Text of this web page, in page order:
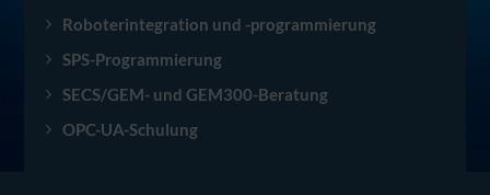
Roboterintegration und -programmierung
SPS-Programmierung
SECS/GEM- und GEM300-Beratung
OPC-UA-Schulung